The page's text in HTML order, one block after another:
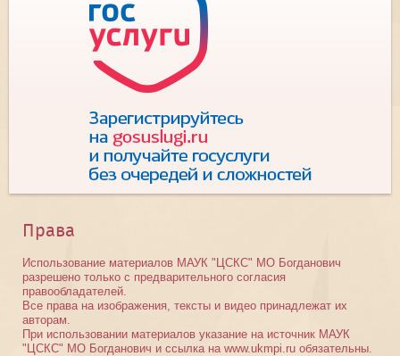
Права
Использование материалов МАУК "ЦСКС" МО Богданович
разрешено только с предварительного согласия
правообладателей.
Все права на изображения, тексты и видео принадлежат их
авторам.
При использовании материалов указание на источник МАУК
"ЦСКС" МО Богданович и ссылка на www.ukmpi.ru обязательны.